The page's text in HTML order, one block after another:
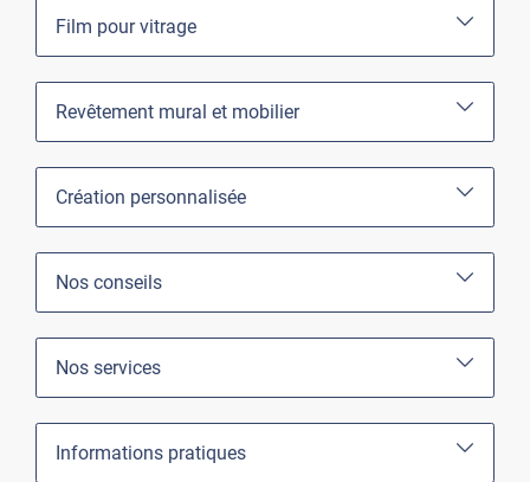
Film pour vitrage
Revêtement mural et mobilier
Création personnalisée
Nos conseils
Nos services
Informations pratiques